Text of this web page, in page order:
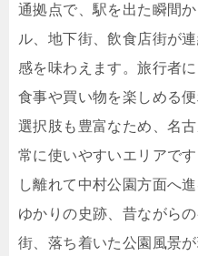
通拠点で、駅を出た瞬間
ル、地下街、飲食店街が
感を味わえます。旅行者
食事や買い物を楽しめる
選択肢も豊富なため、名
常に使いやすいエリアで
し離れて中村公園方面へ
ゆかりの史跡、昔ながら
街、落ち着いた公園風景